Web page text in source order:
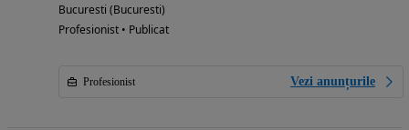
Bucuresti (Bucuresti)
Profesionist • Publicat
Profesionist Vezi anunțurile